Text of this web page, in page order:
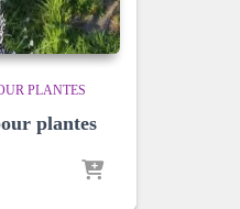
PLANTES
plantes